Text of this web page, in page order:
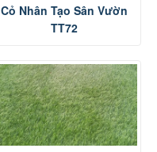
Cỏ Nhân Tạo Sân Vườn
TT72